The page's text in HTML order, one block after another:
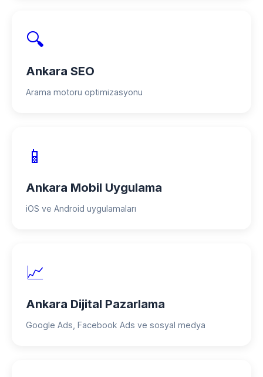
🔍
Ankara SEO
Arama motoru optimizasyonu
📱
Ankara Mobil Uygulama
iOS ve Android uygulamaları
📈
Ankara Dijital Pazarlama
Google Ads, Facebook Ads ve sosyal medya